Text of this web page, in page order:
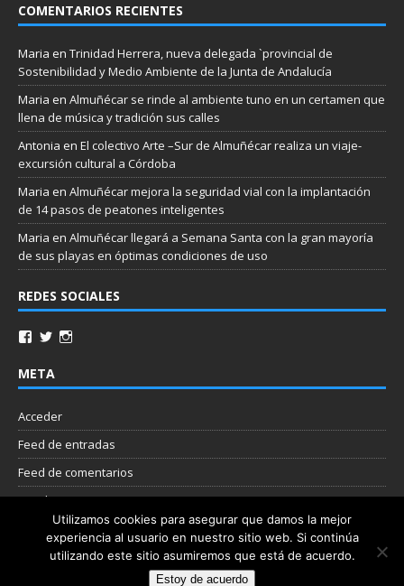
COMENTARIOS RECIENTES
Maria en Trinidad Herrera, nueva delegada `provincial de
Sostenibilidad y Medio Ambiente de la Junta de Andalucía
Maria en Almuñécar se rinde al ambiente tuno en un certamen que
llena de música y tradición sus calles
Antonia en El colectivo Arte –Sur de Almuñécar realiza un viaje-
excursión cultural a Córdoba
Maria en Almuñécar mejora la seguridad vial con la implantación
de 14 pasos de peatones inteligentes
Maria en Almuñécar llegará a Semana Santa con la gran mayoría
de sus playas en óptimas condiciones de uso
REDES SOCIALES
META
Acceder
Feed de entradas
Feed de comentarios
WordPress.org
Nube de etiquetas
Utilizamos cookies para asegurar que damos la mejor
experiencia al usuario en nuestro sitio web. Si continúa
utilizando este sitio asumiremos que está de acuerdo.
Estoy de acuerdo